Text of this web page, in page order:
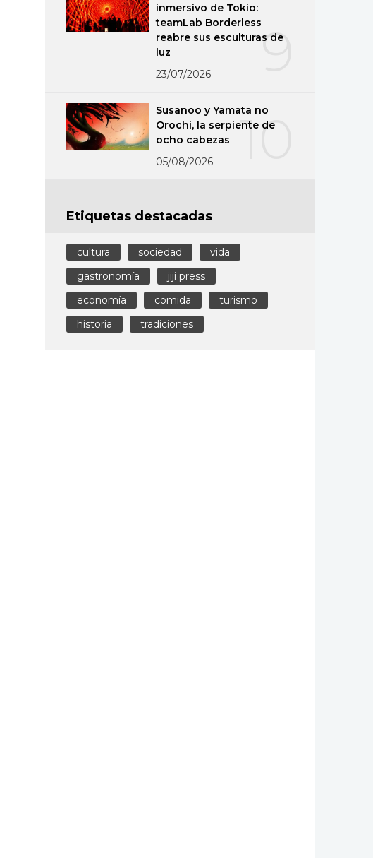
9
inmersivo de Tokio:
teamLab Borderless
reabre sus esculturas de
luz
23/07/2026
10
Susanoo y Yamata no
Orochi, la serpiente de
ocho cabezas
05/08/2026
Etiquetas destacadas
cultura sociedad
vida
gastronomía
jiji press
economía
comida
turismo
historia
tradiciones